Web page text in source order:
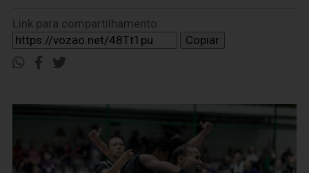
Link para compartilhamento:
Copiar